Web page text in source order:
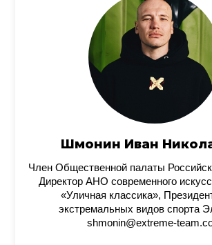
Шмонин Иван
Член Общественной палаты
Директор АНО современного
«Уличная классика»,
экстремальных видов спорта
shmonin@extreme-